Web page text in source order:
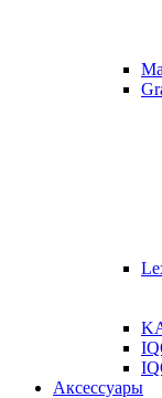
Аксессуары